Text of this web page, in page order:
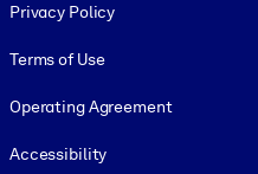
Privacy Policy
Terms of Use
Operating Agreement
Accessibility